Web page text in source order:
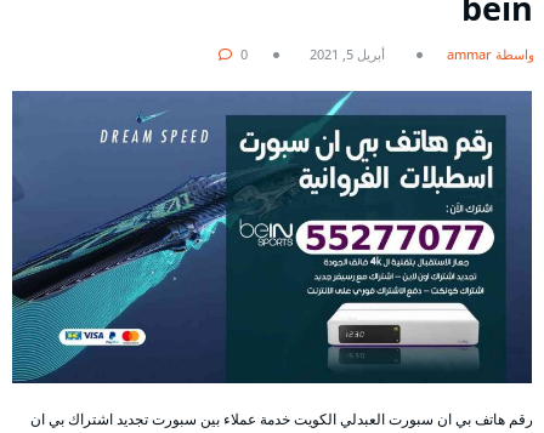
بواسطة ammar أبريل 5, 2021 0
رقم هاتف بي ان سبورت العبدلي الكويت خدمة عملاء بين سبورت تجديد اشتراك بي ان